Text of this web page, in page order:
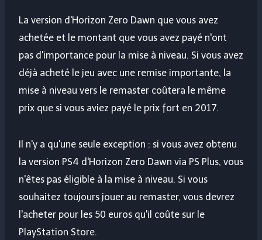
La version d'Horizon Zero Dawn que vous avez
achetée et le montant que vous avez payé n'ont
pas d'importance pour la mise à niveau. Si vous avez
déjà acheté le jeu avec une remise importante, la
mise à niveau vers le remaster coûtera le même
prix que si vous aviez payé le prix fort en 2017.
Il n'y a qu'une seule exception : si vous avez obtenu
la version PS4 d'Horizon Zero Dawn via PS Plus, vous
n'êtes pas éligible à la mise à niveau. Si vous
souhaitez toujours jouer au remaster, vous devrez
l'acheter pour les 50 euros qu'il coûte sur le
PlayStation Store.